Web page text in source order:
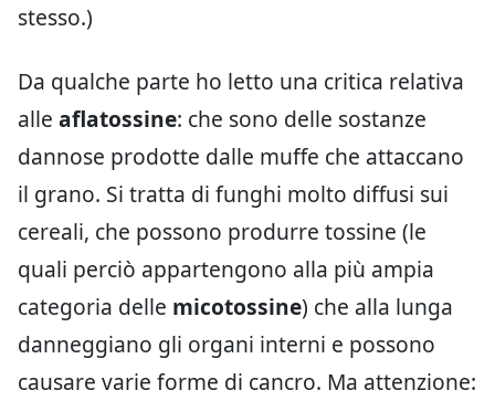
stesso.)
Da qualche parte ho letto una critica relativa
alle aflatossine: che sono delle sostanze
dannose prodotte dalle muffe che attaccano
il grano. Si tratta di funghi molto diffusi sui
cereali, che possono produrre tossine (le
quali perciò appartengono alla più ampia
categoria delle micotossine) che alla lunga
danneggiano gli organi interni e possono
causare varie forme di cancro. Ma attenzione: